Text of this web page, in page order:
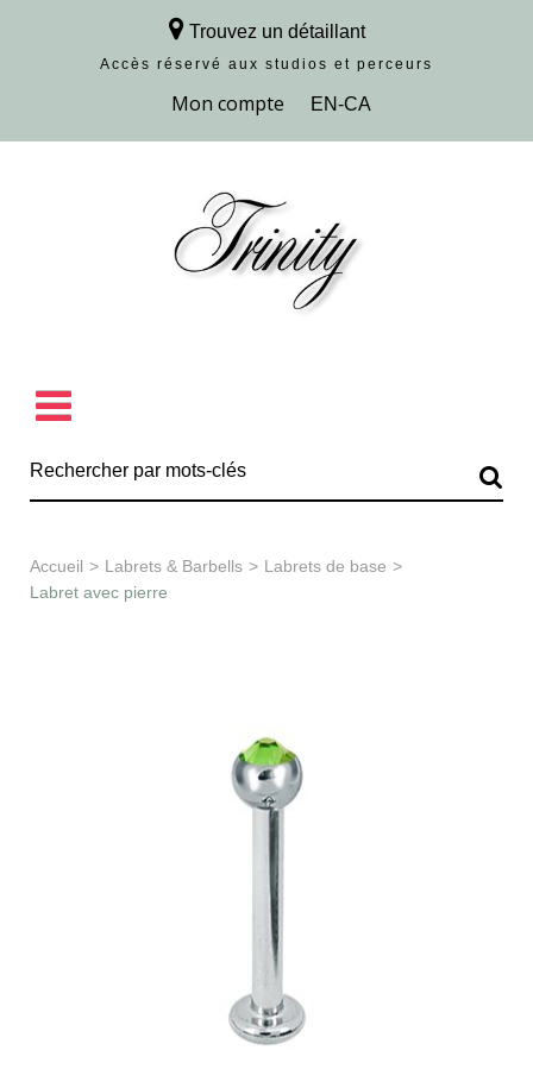
Trouvez un détaillant
Accès réservé aux studios et perceurs
Découvrir la collection
Accueil > Labrets & Barbells > Labrets de base >
Labret avec pierre